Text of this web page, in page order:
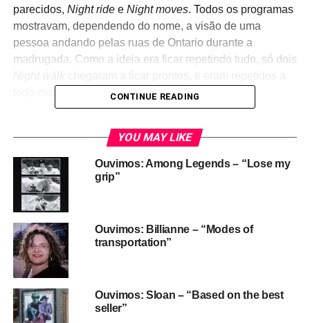
parecidos, Night ridee Night moves. Todos os programas
mostravam, dependendo do nome, a visão de uma
pessoa andando pelas ruas de Ontario durante a
madrugada. Como a ideia era ficar repetindo tudo, só dois
material da TV na época e jogou tudo no YouTube.
CONTINUE READING
YOU MAY LIKE
Ouvimos: Among Legends – “Lose my
grip”
Ouvimos: Billianne – “Modes of
transportation”
Ouvimos: Sloan – “Based on the best
seller”